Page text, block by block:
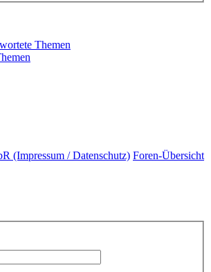
Themen
(Impressum / Datenschutz) Foren-Übersicht